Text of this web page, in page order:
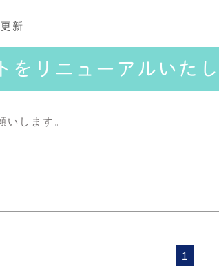
新
をリニューアルいたし
いします。
1